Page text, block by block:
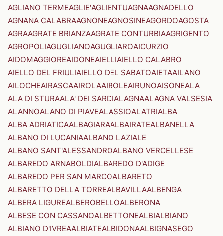
AGLIANO TERMEAGLIE'AGLIENTUAGNAAGNADELLO
AGNANA CALABRAAGNONEAGNOSINEAGORDOAGOSTA
AGRAAGRATE BRIANZAAGRATE CONTURBIAAGRIGENTO
AGROPOLIAGUGLIANOAGUGLIAROAICURZIO
AIDOMAGGIOREAIDONEAIELLIAIELLO CALABRO
AIELLO DEL FRIULIAIELLO DEL SABATOAIETAAILANO
AILOCHEAIRASCAAIROLAAIROLEAIRUNOAISONEALA
ALA DI STURAALA' DEI SARDIALAGNAALAGNA VALSESIA
ALANNOALANO DI PIAVEALASSIOALATRIALBA
ALBA ADRIATICAALBAGIARAALBAIRATEALBANELLA
ALBANO DI LUCANIAALBANO LAZIALE
ALBANO SANT'ALESSANDROALBANO VERCELLESE
ALBAREDO ARNABOLDIALBAREDO D'ADIGE
ALBAREDO PER SAN MARCOALBARETO
ALBARETTO DELLA TORREALBAVILLAALBENGA
ALBERA LIGUREALBEROBELLOALBERONA
ALBESE CON CASSANOALBETTONEALBIALBIANO
ALBIANO D'IVREAALBIATEALBIDONAALBIGNASEGO